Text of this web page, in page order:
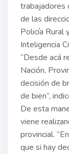
trabajadores
de las
Policía Rural
Inteligencia
“Desde acá
Nación,
decisión de
de bien”,
De esta
viene
provincial.
que si hay